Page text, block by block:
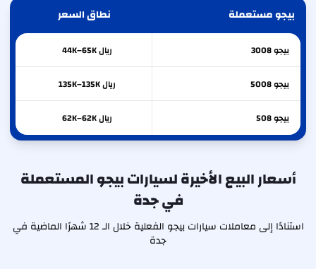
بيجو مستعملة نطاق السعر
بيجو3008 ريال 44K–65K
بيجو5008 ريال 135K–135K
بيجو508 ريال 62K–62K
أسعار البيع الأخيرة لسيارات بيجو المستعملة
في جدة
استنادًا إلى معاملات سيارات بيجو الفعلية خلال الـ 12 شهرًا الماضية في
جدة